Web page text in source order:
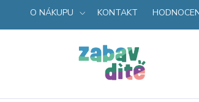
O NÁKUPU KONTAKT